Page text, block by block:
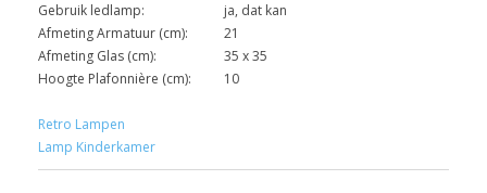
Gebruik ledlamp:
ja, dat kan
Afmeting Armatuur (cm):
21
Afmeting Glas (cm):
35 x 35
Hoogte Plafonnière (cm):
10
Retro Lampen
Lamp Kinderkamer